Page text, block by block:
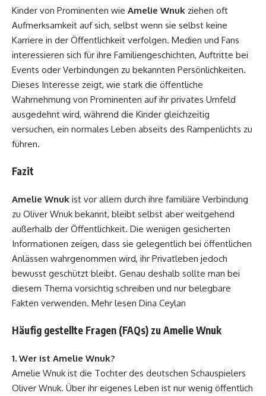
Kinder von Prominenten wie Amelie Wnuk ziehen oft
Aufmerksamkeit auf sich, selbst wenn sie selbst keine
Karriere in der Öffentlichkeit verfolgen. Medien und Fans
interessieren sich für ihre Familiengeschichten, Auftritte bei
Events oder Verbindungen zu bekannten Persönlichkeiten.
Dieses Interesse zeigt, wie stark die öffentliche
Wahrnehmung von Prominenten auf ihr privates Umfeld
ausgedehnt wird, während die Kinder gleichzeitig
versuchen, ein normales Leben abseits des Rampenlichts zu
führen.
Fazit
Amelie Wnuk ist vor allem durch ihre familiäre Verbindung
zu Oliver Wnuk bekannt, bleibt selbst aber weitgehend
außerhalb der Öffentlichkeit. Die wenigen gesicherten
Informationen zeigen, dass sie gelegentlich bei öffentlichen
Anlässen wahrgenommen wird, ihr Privatleben jedoch
bewusst geschützt bleibt. Genau deshalb sollte man bei
diesem Thema vorsichtig schreiben und nur belegbare
Fakten verwenden. Mehr lesen Dina Ceylan
Häufig gestellte Fragen (FAQs) zu Amelie Wnuk
1. Wer ist Amelie Wnuk?
Amelie Wnuk ist die Tochter des deutschen Schauspielers
Oliver Wnuk. Über ihr eigenes Leben ist nur wenig öffentlich